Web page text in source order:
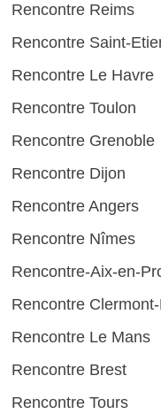
Rencontre Reims
Rencontre Saint-
Rencontre Le Havre
Rencontre Toulon
Rencontre Grenoble
Rencontre Dijon
Rencontre Angers
Rencontre Nîmes
Rencontre-Aix-en-
Rencontre
Rencontre Le Mans
Rencontre Brest
Rencontre Tours